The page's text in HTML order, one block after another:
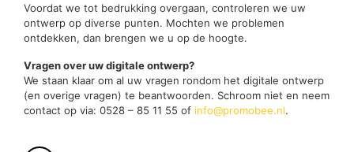
Voordat we tot bedrukking overgaan, controleren we uw
ontwerp op diverse punten. Mochten we problemen
ontdekken, dan brengen we u op de hoogte.
Vragen over uw digitale ontwerp?
We staan klaar om al uw vragen rondom het digitale ontwerp
(en overige vragen) te beantwoorden. Schroom niet en neem
contact op via: 0528 – 85 11 55 of info@promobee.nl.